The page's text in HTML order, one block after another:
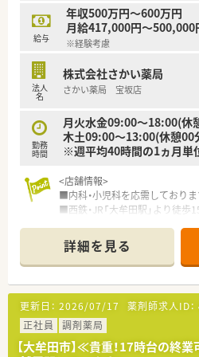
■仕事後の予定も立てやすい勤
給与
年収500万円～600万円
月給417,000円～500,000
※経験考慮
法人
名
株式会社さかい薬局
さかい薬局 宝坂店
勤務
時間
月火水金09:00～18:00(休
木土09:00～13:00(休憩00
※週平均40時間の1ヵ月単
<店舗情報>
■内科・小児科を応需しておりま
■西鉄・JR「大牟田駅」より徒
■門前のクリニックと関係性が
■ラウンダー薬剤師もいらっし
境です。
<こんな薬局です>
■設立25年を迎える薬局グループ
■福岡南部エリアに7店舗、佐賀
運営しております。
詳細を見る
更新日： 2026/07/17 薬剤師求人ID：
正社員
調剤薬局
【大牟田市】≪貴重！17時台の終